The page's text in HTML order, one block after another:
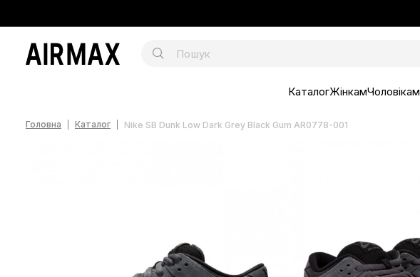
КаталогЖінкамЧоловікам
Головна Каталог Nike SB Dunk Low Dark Grey Black Gum AR0778-001